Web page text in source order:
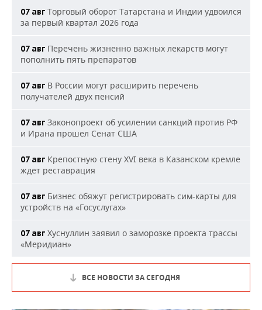
07 авг Торговый оборот Татарстана и Индии удвоился
за первый квартал 2026 года
07 авг Перечень жизненно важных лекарств могут
пополнить пять препаратов
07 авг В России могут расширить перечень
получателей двух пенсий
07 авг Законопроект об усилении санкций против РФ
и Ирана прошел Сенат США
07 авг Крепостную стену XVI века в Казанском кремле
ждет реставрация
07 авг Бизнес обяжут регистрировать сим-карты для
устройств на «Госуслугах»
07 авг Хуснуллин заявил о заморозке проекта трассы
«Меридиан»
ВСЕ НОВОСТИ ЗА СЕГОДНЯ